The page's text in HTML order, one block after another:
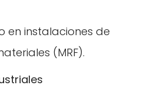
en instalaciones de
(MRF).